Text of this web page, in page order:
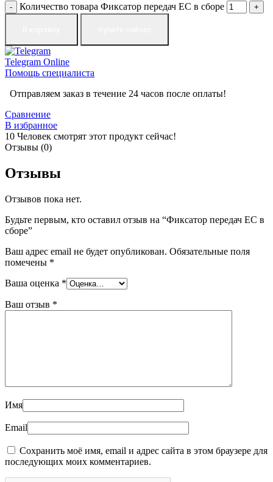
Количество товара Фиксатор передач EC в сборе
Telegram Online
Помощь специалиста
Отправляем заказ в течение 24 часов после оплаты!
Сравнение
В избранное
10 Человек смотрят этот продукт сейчас!
Отзывы (0)
Отзывы
Отзывов пока нет.
Будьте первым, кто оставил отзыв на “Фиксатор передач EC в
сборе”
Ваш адрес email не будет опубликован. Обязательные поля
помечены *
Ваша оценка *
Ваш отзыв *
Имя
Email
Сохранить моё имя, email и адрес сайта в этом браузере для
последующих моих комментариев.